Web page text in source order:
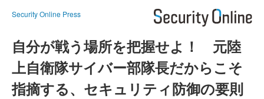
Security Online Press
自分が戦う場所を把握せよ！ 元陸
上自衛隊サイバー部隊長だからこそ
指摘する、セキュリティ防御の要則